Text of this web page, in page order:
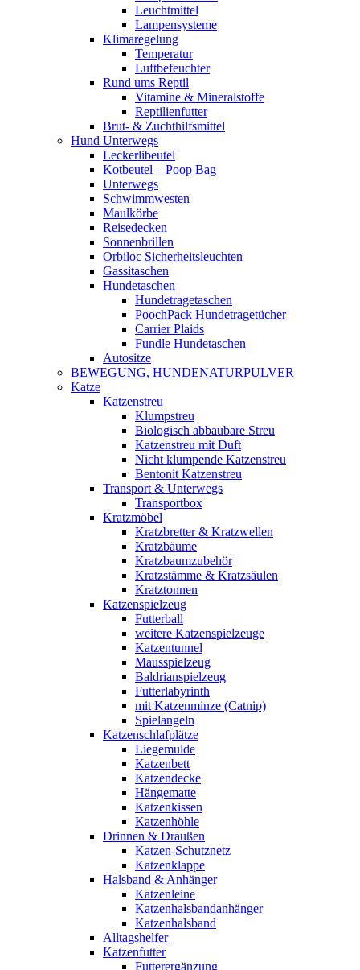
Leuchtmittel
Lampensysteme
Klimaregelung
Temperatur
Luftbefeuchter
Rund ums Reptil
Vitamine & Mineralstoffe
Reptilienfutter
Brut- & Zuchthilfsmittel
Hund Unterwegs
Leckerlibeutel
Kotbeutel – Poop Bag
Unterwegs
Schwimmwesten
Maulkörbe
Reisedecken
Sonnenbrillen
Orbiloc Sicherheitsleuchten
Gassitaschen
Hundetaschen
Hundetragetaschen
PoochPack Hundetragetücher
Carrier Plaids
Fundle Hundetaschen
Autositze
BEWEGUNG, HUNDENATURPULVER
Katze
Katzenstreu
Klumpstreu
Biologisch abbaubare Streu
Katzenstreu mit Duft
Nicht klumpende Katzenstreu
Bentonit Katzenstreu
Transport & Unterwegs
Transportbox
Kratzmöbel
Kratzbretter & Kratzwellen
Kratzbäume
Kratzbaumzubehör
Kratzstämme & Kratzsäulen
Kratztonnen
Katzenspielzeug
Futterball
weitere Katzenspielzeuge
Katzentunnel
Mausspielzeug
Baldrianspielzeug
Futterlabyrinth
mit Katzenminze (Catnip)
Spielangeln
Katzenschlafplätze
Liegemulde
Katzenbett
Katzendecke
Hängematte
Katzenkissen
Katzenhöhle
Drinnen & Draußen
Katzen-Schutznetz
Katzenklappe
Halsband & Anhänger
Katzenleine
Katzenhalsbandanhänger
Katzenhalsband
Alltagshelfer
Katzenfutter
Futterergänzung